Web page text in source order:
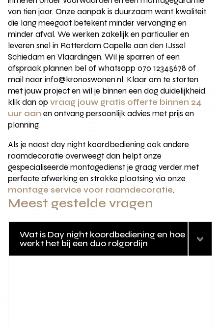
van tien jaar. Onze aanpak is duurzaam want kwaliteit
die lang meegaat betekent minder vervanging en
minder afval. We werken zakelijk en particulier en
leveren snel in Rotterdam Capelle aan den IJssel
Schiedam en Vlaardingen. Wil je sparren of een
afspraak plannen bel of whatsapp 070 12345678 of
mail naar info@kronoswonen.nl. Klaar om te starten
met jouw project en wil je binnen een dag duidelijkheid
klik dan opvraag jouw gratis offerte binnen 24
uur aan en ontvang persoonlijk advies met prijs en
planning.
Als je naast day night koordbediening ook andere
raamdecoratie overweegt dan helpt onze
gespecialiseerde montagedienst je graag verder met
perfecte afwerking en strakke plaatsing via onze
montage service voor raamdecoratie.
Meest gestelde vragen
Wat is Day night koordbediening en hoe
werkt het bij een duo rolgordijn